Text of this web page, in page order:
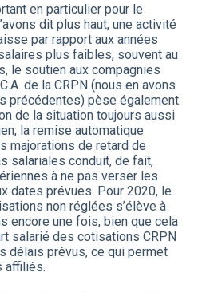
en particulier pour le
dit plus haut, une activité
par rapport aux années
plus faibles, souvent au
le soutien aux compagnies
de la CRPN (nous en avons
précédentes) pèse également
de la situation toujours aussi
la remise automatique
majorations de retard de
salariales conduit, de fait,
à ne pas verser les
dates prévues. Pour 2020, le
non réglées s’élève à
encore une fois, bien que cela
salarié des cotisations CRPN
délais prévus, ce qui permet
affiliés.